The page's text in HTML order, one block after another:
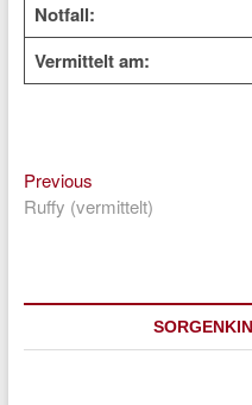
Notfall:
Vermittelt am:
PreviousPrevious
post:
Ruffy (vermittelt)